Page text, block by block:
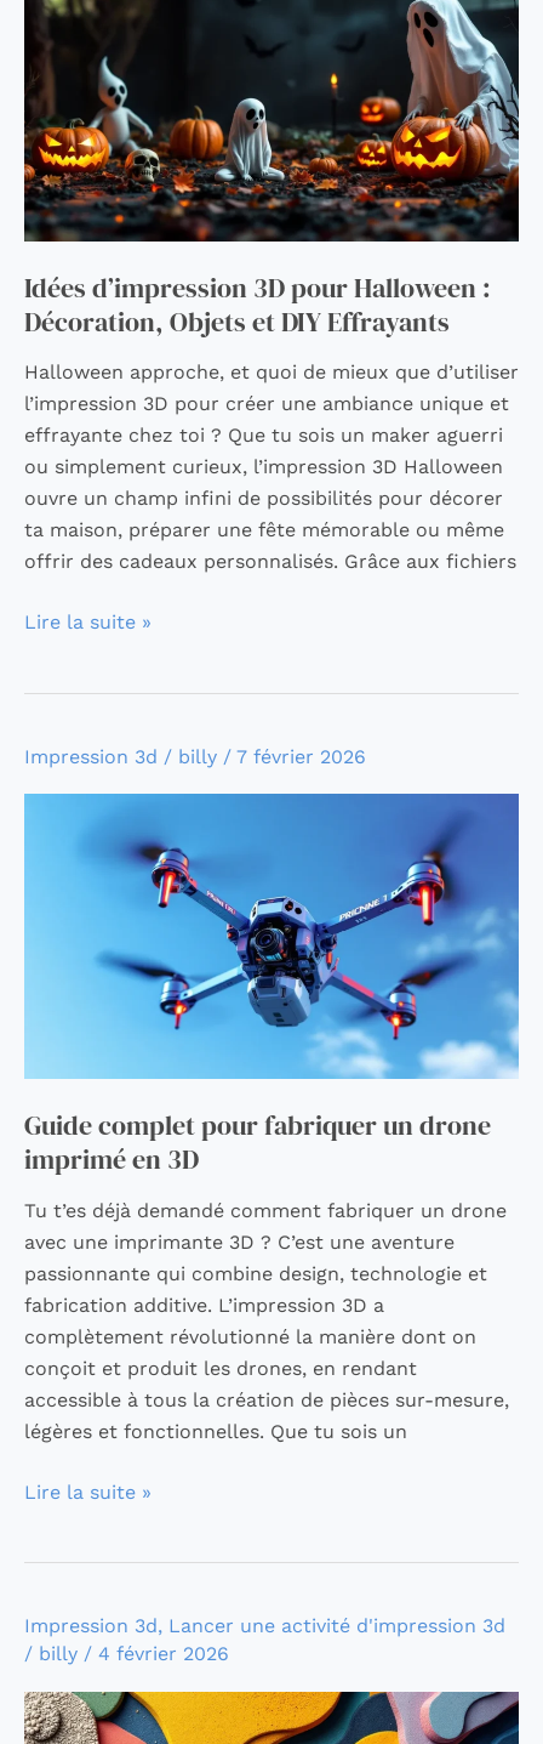
Idées d’impression 3D pour Halloween :
Décoration, Objets et DIY Effrayants
Halloween approche, et quoi de mieux que d’utiliser
l’impression 3D pour créer une ambiance unique et
effrayante chez toi ? Que tu sois un maker aguerri
ou simplement curieux, l’impression 3D Halloween
ouvre un champ infini de possibilités pour décorer
ta maison, préparer une fête mémorable ou même
offrir des cadeaux personnalisés. Grâce aux fichiers
pour
Halloween
Décoration,
Objets
et
DIY
Effrayants
Lire la suite »
Impression 3d / billy / 7 février 2026
Guide complet pour fabriquer un drone
imprimé en 3D
Tu t’es déjà demandé comment fabriquer un drone
avec une imprimante 3D ? C’est une aventure
passionnante qui combine design, technologie et
fabrication additive. L’impression 3D a
complètement révolutionné la manière dont on
conçoit et produit les drones, en rendant
accessible à tous la création de pièces sur-mesure,
légères et fonctionnelles. Que tu sois un
Guide
complet
Lire la suite »
Impression 3d, Lancer une activité d'impression 3d
/ billy / 4 février 2026
Impression
3D
:
Comment